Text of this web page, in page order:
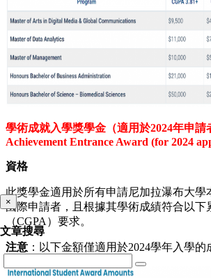
學術成就入學獎學金（適用於2024年申請
Achievement Entrance Award (for 2024
資格
此獎學金適用於所有申請尼加拉瀑布大學
國際申請者，且根據其學術成績符合以下
（CGPA）要求。
注意 ：以下金額僅適用於2024學年入學的
×
文章搜尋